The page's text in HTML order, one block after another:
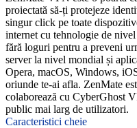
proiectată să-ți protejeze
singur click pe toate
internet cu tehnologie de
fără loguri pentru a preveni
server la nivel mondial și
Opera, macOS, Windows,
oriunde te-ai afla. ZenMate
colaborează cu CyberGhost
public mai larg de utilizatori.
Caracteristici cheie